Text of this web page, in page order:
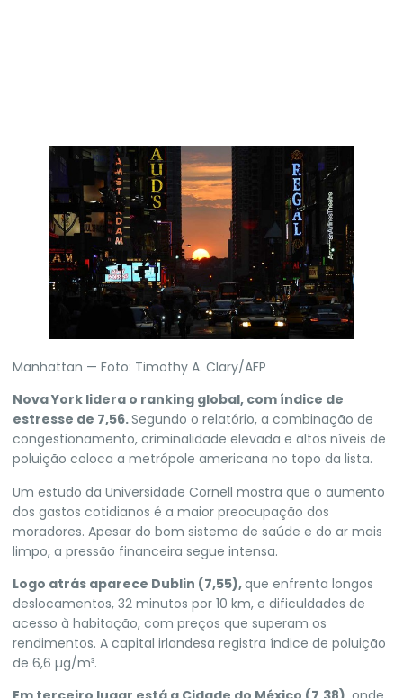
Manhattan — Foto: Timothy A. Clary/AFP
Nova York lidera o ranking global, com índice de
estresse de 7,56.Segundo o relatório, a combinação de
congestionamento, criminalidade elevada e altos níveis de
poluição coloca a metrópole americana no topo da lista.
Um estudo da Universidade Cornell mostra que o aumento
dos gastos cotidianos é a maior preocupação dos
moradores. Apesar do bom sistema de saúde e do ar mais
limpo, a pressão financeira segue intensa.
Logo atrás aparece Dublin (7,55),que enfrenta longos
deslocamentos, 32 minutos por 10 km, e dificuldades de
acesso à habitação, com preços que superam os
rendimentos. A capital irlandesa registra índice de poluição
de 6,6 µg/m³.